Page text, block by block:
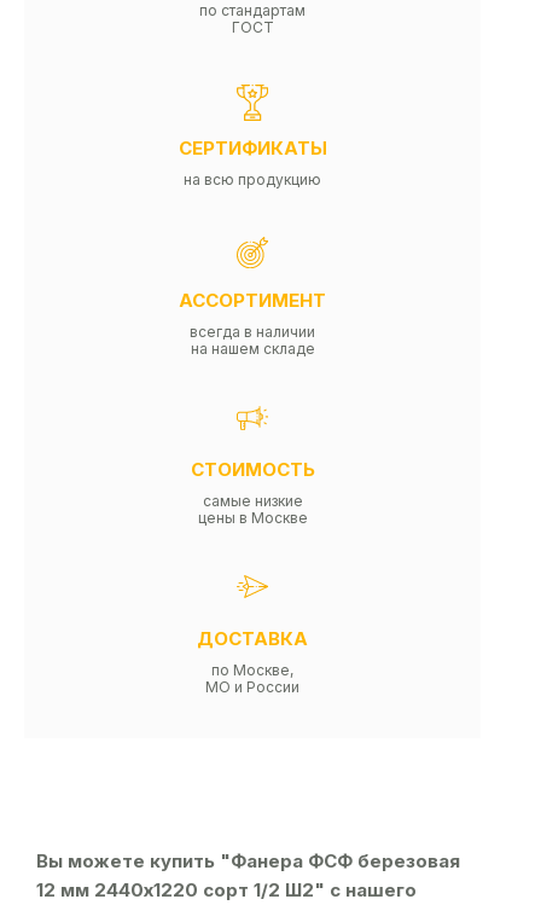
по стандартам
ГОСТ
СЕРТИФИКАТЫ
на всю продукцию
АССОРТИМЕНТ
всегда в наличии
на нашем складе
СТОИМОСТЬ
самые низкие
цены в Москве
ДОСТАВКА
по Москве,
МО и России
Вы можете купить "Фанера ФСФ березовая
12 мм 2440х1220 сорт 1/2 Ш2" с нашего